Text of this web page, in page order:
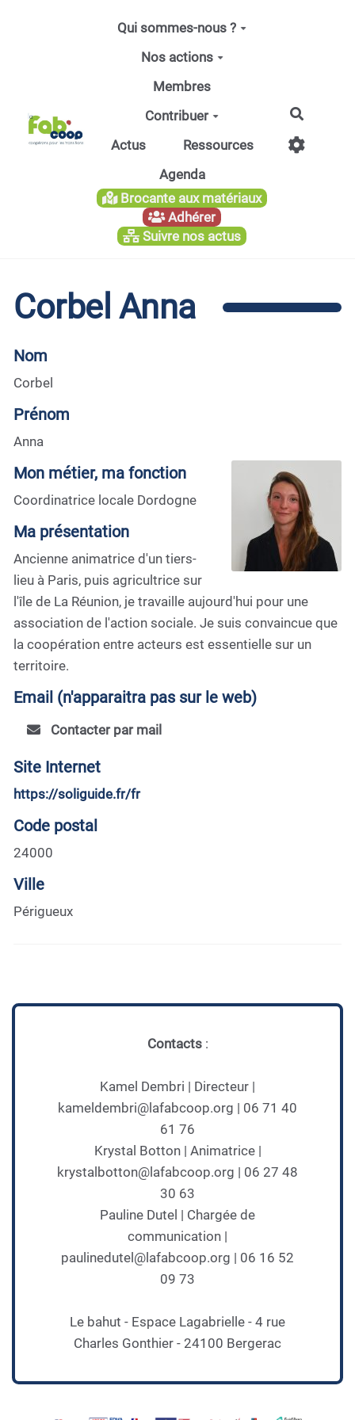
Aller au contenu principal
Qui sommes-nous ?
Nos actions
Membres
Contribuer
Actus
Ressources
Agenda
Brocante aux matériaux
Adhérer
Suivre nos actus
Corbel Anna
Nom
Corbel
Prénom
Anna
Mon métier, ma fonction
Coordinatrice locale Dordogne
Ma présentation
Ancienne animatrice d'un tiers-
lieu à Paris, puis agricultrice sur
l'île de La Réunion, je travaille aujourd'hui pour une
association de l'action sociale. Je suis convaincue que
la coopération entre acteurs est essentielle sur un
territoire.
Email (n'apparaitra pas sur le web)
Contacter par mail
Site Internet
https://soliguide.fr/fr
Code postal
24000
Ville
Périgueux
Contacts:
Kamel Dembri | Directeur |
kameldembri@lafabcoop.org | 06 71 40
61 76
Krystal Botton | Animatrice |
krystalbotton@lafabcoop.org | 06 27 48
30 63
Pauline Dutel | Chargée de
communication |
paulinedutel@lafabcoop.org | 06 16 52
09 73
Le bahut - Espace Lagabrielle - 4 rue
Charles Gonthier - 24100 Bergerac